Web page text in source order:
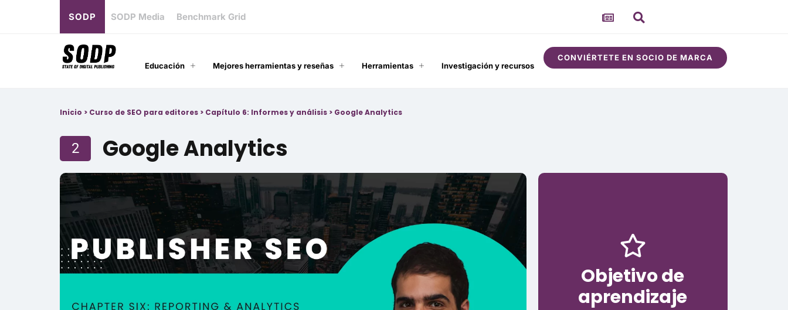
SODP SODP Media Benchmark Grid
Educación Mejores herramientas y reseñas Herramientas Investigación y recursos
CONVIÉRTETE EN SOCIO DE MARCA
Inicio > Curso de SEO para editores > Capítulo 6: Informes y análisis > Google Analytics
2 Google Analytics
Objetivo de
aprendizaje